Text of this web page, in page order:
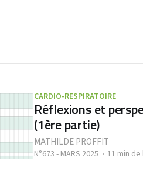
CARDIO-RESPIRATOIRE
Réflexions et
(1ère partie)
MATHILDE PROFFIT
N°673 - MARS 2025 11 min